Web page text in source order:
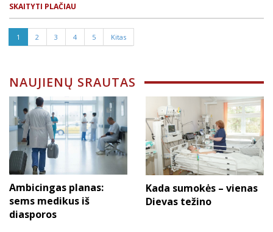
SKAITYTI PLAČIAU
1 2 3 4 5 Kitas
NAUJIENŲ SRAUTAS
Ambicingas planas:
sems medikus iš
diasporos
Kada sumokės – vienas
Dievas težino